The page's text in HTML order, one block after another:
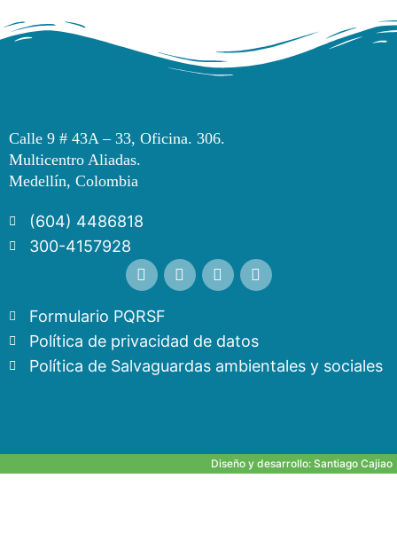
Calle 9 # 43A – 33, Oficina. 306.
Multicentro Aliadas.
Medellín, Colombia
(604) 4486818
300-4157928
Formulario PQRSF
Política de privacidad de datos
Política de Salvaguardas ambientales y sociales
Diseño y desarrollo: Santiago Cajiao